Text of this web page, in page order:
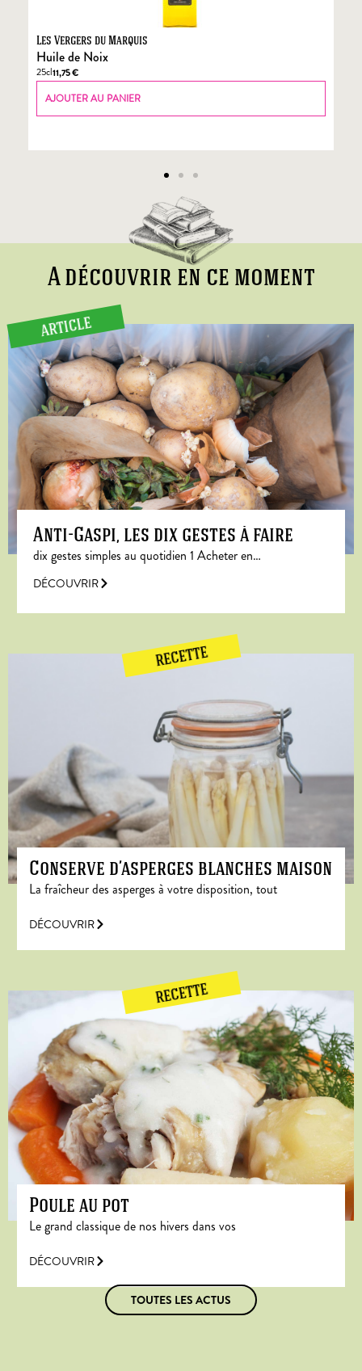
Les Vergers du Marquis
Huile de Noix
25cl11,75€
AJOUTER AU PANIER
A découvrir en ce moment
ARTICLE
Anti-Gaspi, les dix gestes à faire
dix gestes simples au quotidien 1 Acheter en…
DÉCOUVRIR
RECETTE
Conserve d’asperges blanches maison
La fraîcheur des asperges à votre disposition, tout
DÉCOUVRIR
RECETTE
Poule au pot
Le grand classique de nos hivers dans vos
DÉCOUVRIR
TOUTES LES ACTUS